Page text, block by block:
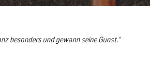
besonders und gewann seine Gunst.“